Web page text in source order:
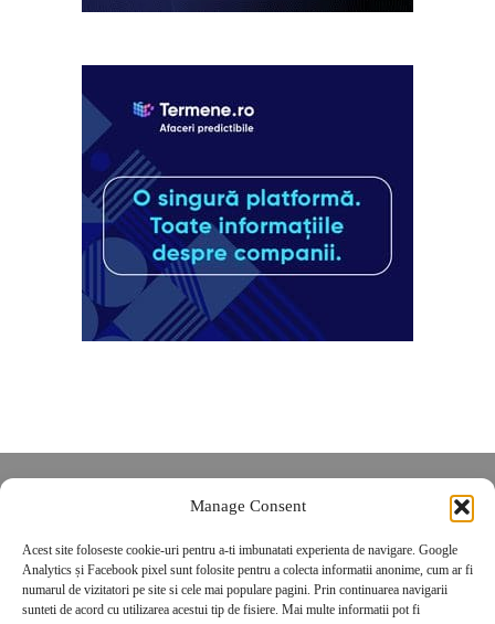
Manage Consent
Acest site foloseste cookie-uri pentru a-ti imbunatati experienta de navigare. Google
Analytics și Facebook pixel sunt folosite pentru a colecta informatii anonime, cum ar fi
numarul de vizitatori pe site si cele mai populare pagini. Prin continuarea navigarii
sunteti de acord cu utilizarea acestui tip de fisiere. Mai multe informatii pot fi
POLITICĂ DE CONFIDENȚIALITATE
Politica de cookies